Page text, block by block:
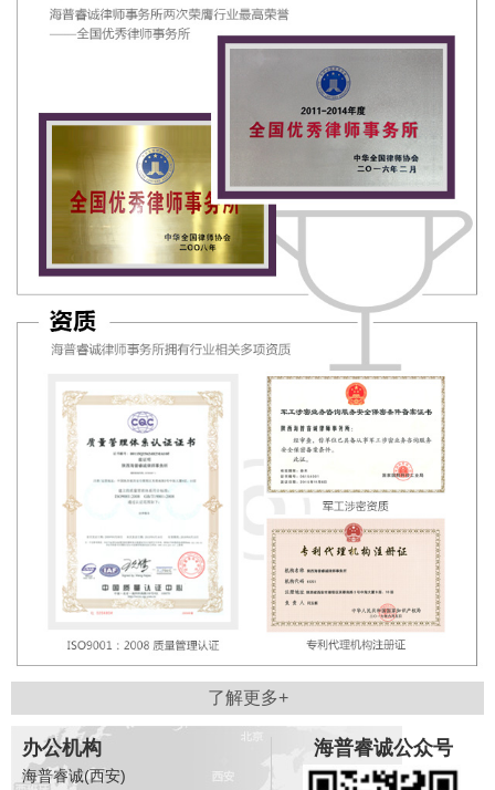
了解更多+
办公机构
海普睿诚(西安)
海普睿诚公众号